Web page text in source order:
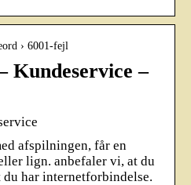
› 6001-fejl
Kundeservice –
afspilningen, får en
lign. anbefaler vi, at du
har internetforbindelse.